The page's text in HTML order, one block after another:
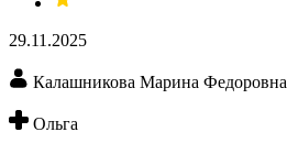
29.11.2025
Калашникова Марина Федоровна
Ольга